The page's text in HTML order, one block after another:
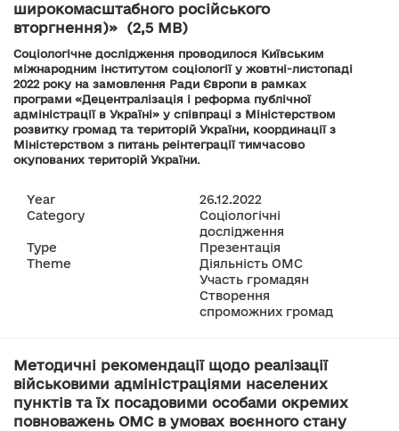
широкомасштабного російського
вторгнення)» (2,5 MB)
Соціологічне дослідження проводилося Київським
міжнародним інститутом соціології у жовтні-листопаді
2022 року на замовлення Ради Європи в рамках
програми «Децентралізація і реформа публічної
адміністрації в Україні» у співпраці з Міністерством
розвитку громад та територій України, координації з
Міністерством з питань реінтеграції тимчасово
окупованих територій України.
Year
26.12.2022
Category
Соціологічні
дослідження
Type
Презентація
Theme
Діяльність ОМС
Участь громадян
Створення
спроможних громад
Методичні рекомендації щодо реалізації
військовими адміністраціями населених
пунктів та їх посадовими особами окремих
повноважень ОМС в умовах воєнного стану